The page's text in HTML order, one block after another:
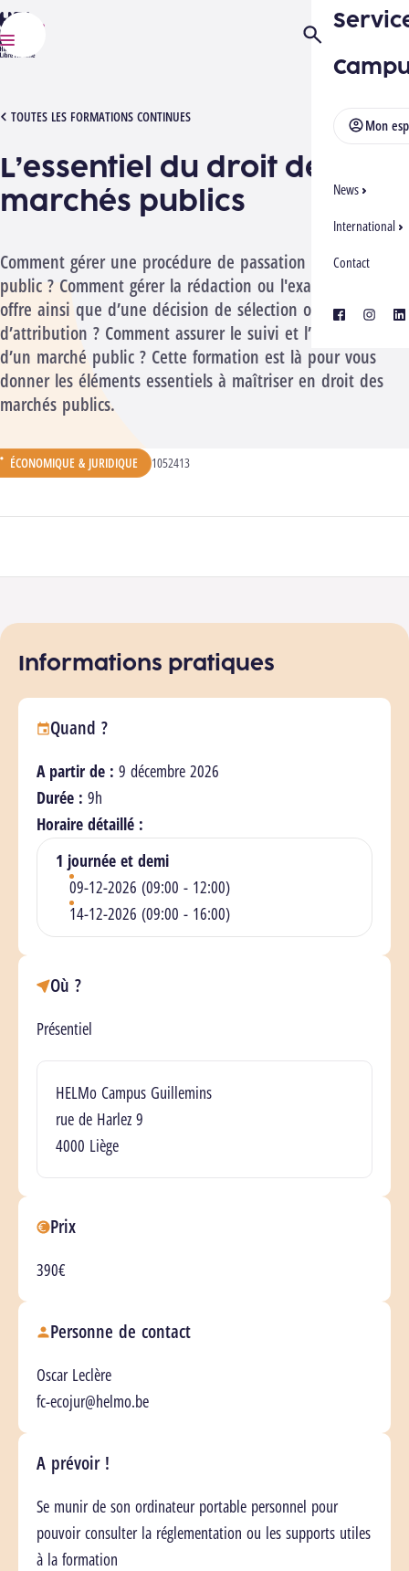
HELMo
Mon
News
International
Contact
facebook
Ouvrir/Fermer
TOUTES LES FORMATIONS CONTINUES
[1052413][2612] MARCHÉS PUBLICS
L’essentiel du droit des
marchés publics
Comment gérer une procédure de passation de marché
public ? Comment gérer la rédaction ou l'examen d’une
offre ainsi que d’une décision de sélection ou
d’attribution ? Comment assurer le suivi et l’exécution
d’un marché public ? Cette formation est là pour vous
donner les éléments essentiels à maîtriser en droit des
marchés publics.
:
ÉCONOMIQUE & JURIDIQUE CODE ANALYTIQUE :
1052413
Informations pratiques
Quand ?
A partir de : 9 décembre 2026
Durée : 9h
Horaire détaillé :
1 journée et demi
09-12-2026 (09:00 - 12:00)
14-12-2026 (09:00 - 16:00)
Où ?
Présentiel
Lieu(x)
HELMo Campus Guillemins
rue de Harlez 9
4000 Liège
Prix
390€
Personne de contact
Oscar Leclère
fc-ecojur@helmo.be
A prévoir !
Se munir de son ordinateur portable personnel pour
pouvoir consulter la réglementation ou les supports utiles
à la formation